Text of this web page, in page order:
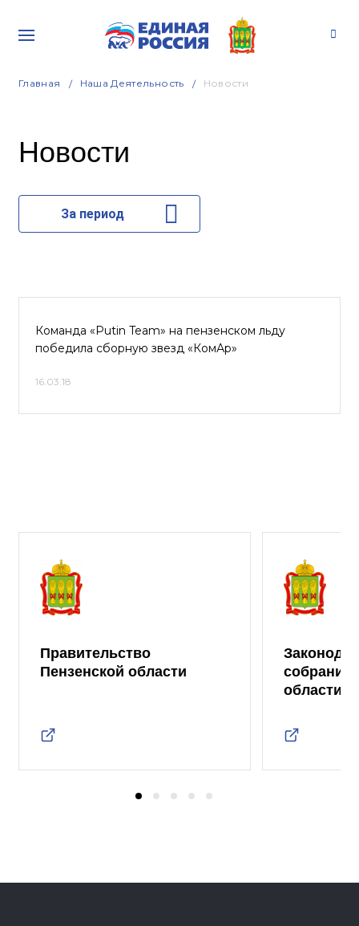
Главная Наша Деятельность Новости
Новости
За период
Команда «Putin Team» на пензенском льду
победила сборную звезд «КомАр»
16.03.18
Правительство
Пензенской области
собрание
области